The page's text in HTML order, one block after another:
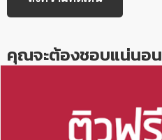
คุณจะต้องชอบแน่นอน